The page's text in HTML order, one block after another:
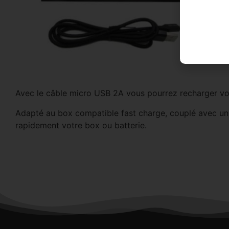
Avec le câble micro USB 2A vous pourrez recharger
Adapté au box compatible fast charge, couplé avec
rapidement votre box ou batterie.